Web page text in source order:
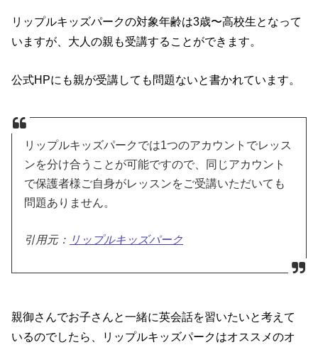
リップルキッズパークの対象年齢は3歳〜高校生となって
いますが、大人の親も受講することができます。
公式HPにも親が受講しても問題ないと書かれています。
リップルキッズパークでは1つのアカウントでレッス
ンを分け合うことが可能ですので、同じアカウント
で保護者様ご自身がレッスンをご受講いただいても
問題ありません。
引用元： リップルキッズパーク
親御さんでお子さんと一緒に英会話を習いたいと考えて
いるのでしたら、リップルキッズパークはオススメのオ